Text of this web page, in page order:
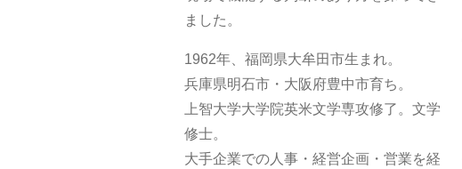
ました。
1962年、福岡県大牟田市生まれ。
兵庫県明石市・大阪府豊中市育ち。
上智大学大学院英米文学専攻修了。文学
修士。
大手企業での人事・経営企画・営業を経